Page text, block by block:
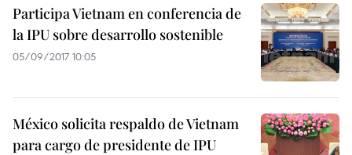
Participa Vietnam en conferencia de
la IPU sobre desarrollo sostenible
05/09/2017 10:05
México solicita respaldo de Vietnam
para cargo de presidente de IPU